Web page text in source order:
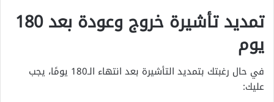
تمديد تأشيرة خروج وعودة بعد 180
يوم
في حال رغبتك بتمديد التأشيرة بعد انتهاء الـ180 يومًا، يجب
عليك: